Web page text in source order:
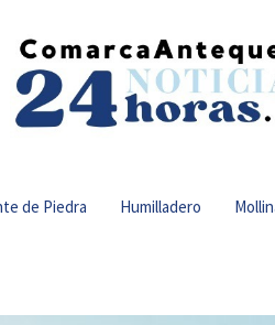
de Piedra Humilladero